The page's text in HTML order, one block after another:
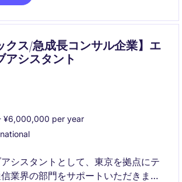
クス/急成長コンサル企業】エ
アシスタント
¥6,000,000 per year
シスタントとして、東京を拠点にテ
業界の部門をサポートいただきま